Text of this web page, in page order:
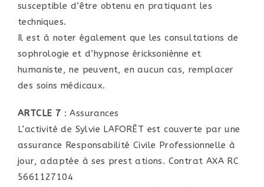
susceptible d’être obtenu en pratiquant les
techniques.
Il est à noter également que les consultations de
sophrologie et d’hypnose éricksoniènne et
humaniste, ne peuvent, en aucun cas, remplacer
des soins médicaux.
ARTCLE 7 : Assurances
L’activité de Sylvie LAFORÊT est couverte par une
assurance Responsabilité Civile Professionnelle à
jour, adaptée à ses prest ations. Contrat AXA RC
5661127104